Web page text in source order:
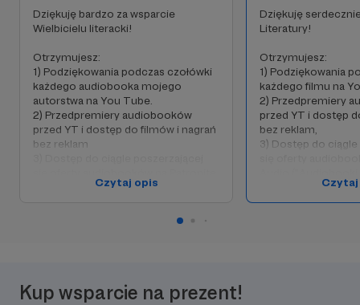
Dziękuję bardzo za wsparcie
Wielbicielu literacki!
Otrzymujesz:
1) Podziękowania podczas czołówki
każdego audiobooka mojego
autorstwa na You Tube.
2) Przedpremiery audiobooków
przed YT i dostęp do filmów i nagrań
bez reklam
Audio ("Audiobooki Siaka")
wysyłam wybraną przez patrona 1
Czytaj opis
Dziękuję
Literatury!
Otrzymujesz:
1) Podziękowania
każdego filmu na
2) Przedpremiery
przed YT i dostęp
bez reklam,
3) Dostęp do
4) Po wspieraniu
wysyłam 2
Kup wsparcie na prezent!